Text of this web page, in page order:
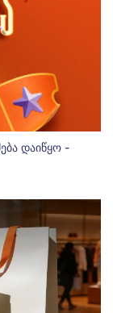
დაიწყო -